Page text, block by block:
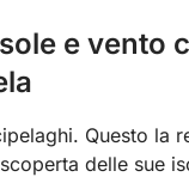
e vento
Questo la
delle sue